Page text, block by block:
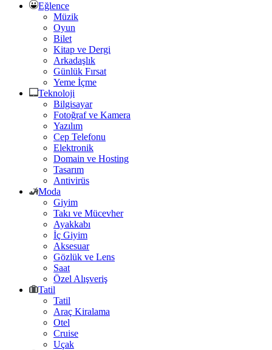
Eğlence
Müzik
Oyun
Bilet
Kitap ve Dergi
Arkadaşlık
Günlük Fırsat
Yeme İçme
Teknoloji
Bilgisayar
Fotoğraf ve Kamera
Yazılım
Cep Telefonu
Elektronik
Domain ve Hosting
Tasarım
Antivirüs
Moda
Giyim
Takı ve Mücevher
Ayakkabı
İç Giyim
Aksesuar
Gözlük ve Lens
Saat
Özel Alışveriş
Tatil
Tatil
Araç Kiralama
Otel
Cruise
Uçak